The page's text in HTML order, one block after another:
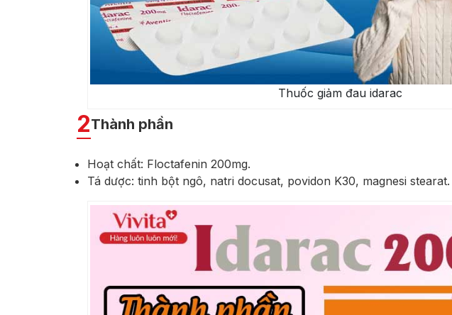
Thuốc giảm đau idarac
2Thành phần
Hoạt chất: Floctafenin 200mg.
Tá dược: tinh bột ngô, natri docusat, povidon K30, magnesi stearat.